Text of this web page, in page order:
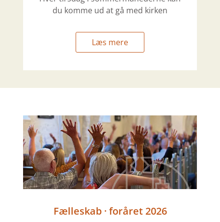
du komme ud at gå med kirken
Læs mere
Fælleskab · foråret 2026